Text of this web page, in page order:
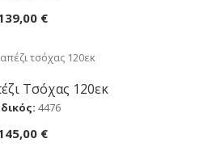
€
Αγορά
Τσόχας 120εκ
4476
€